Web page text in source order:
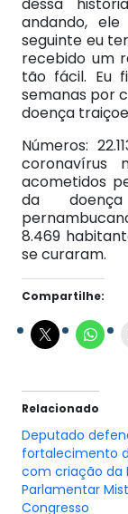
andando,
seguinte eu
recebido um
tão fácil. Eu
semanas por
doença
Números:
coronavírus
acometidos
da
8.469
se curaram.
Compartilhe:
Relacionado
Deputado
fortalecimento
com criação da
Parlamentar
Congresso